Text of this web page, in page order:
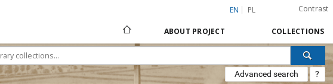
EN PL Contrast
ABOUT PROJECT COLLECTIONS
Advanced search ?